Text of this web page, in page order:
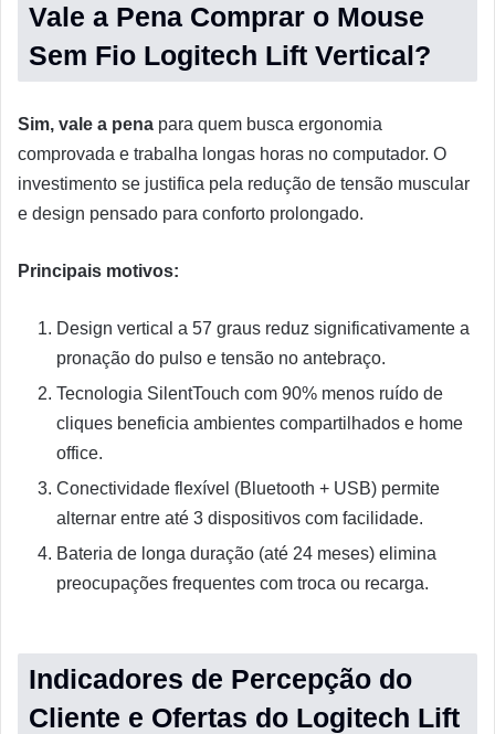
Vale a Pena Comprar o Mouse
Sem Fio Logitech Lift Vertical?
Sim, vale a pena para quem busca ergonomia
comprovada e trabalha longas horas no computador. O
investimento se justifica pela redução de tensão muscular
e design pensado para conforto prolongado.
Principais motivos:
Design vertical a 57 graus reduz significativamente a
pronação do pulso e tensão no antebraço.
Tecnologia SilentTouch com 90% menos ruído de
cliques beneficia ambientes compartilhados e home
office.
Conectividade flexível (Bluetooth + USB) permite
alternar entre até 3 dispositivos com facilidade.
Bateria de longa duração (até 24 meses) elimina
preocupações frequentes com troca ou recarga.
Indicadores de Percepção do
Cliente e Ofertas do Logitech Lift